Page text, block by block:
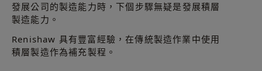
發展公司的製造能力時，下個步驟無疑是發展積層
製造能力。
Renishaw 具有豐富經驗，在傳統製造作業中使用
積層製造作為補充製程。